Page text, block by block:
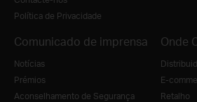
Política de Privacidade
Comunicado de imprensa
Notícias
Prémios
Aconselhamento de Segurança
Onde
E-
Retalho